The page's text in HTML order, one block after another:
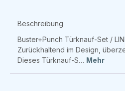
Beschreibung
Buster+Punch Türknauf-Set /
Zurückhaltend im Design,
Dieses Türknauf-S… Mehr